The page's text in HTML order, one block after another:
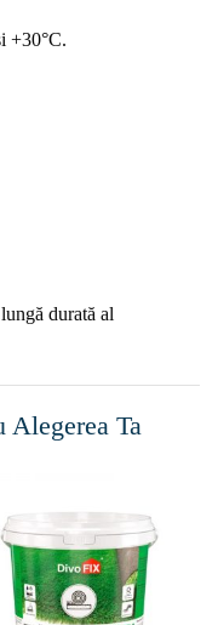
+30°C.
durată al
Alegerea Ta